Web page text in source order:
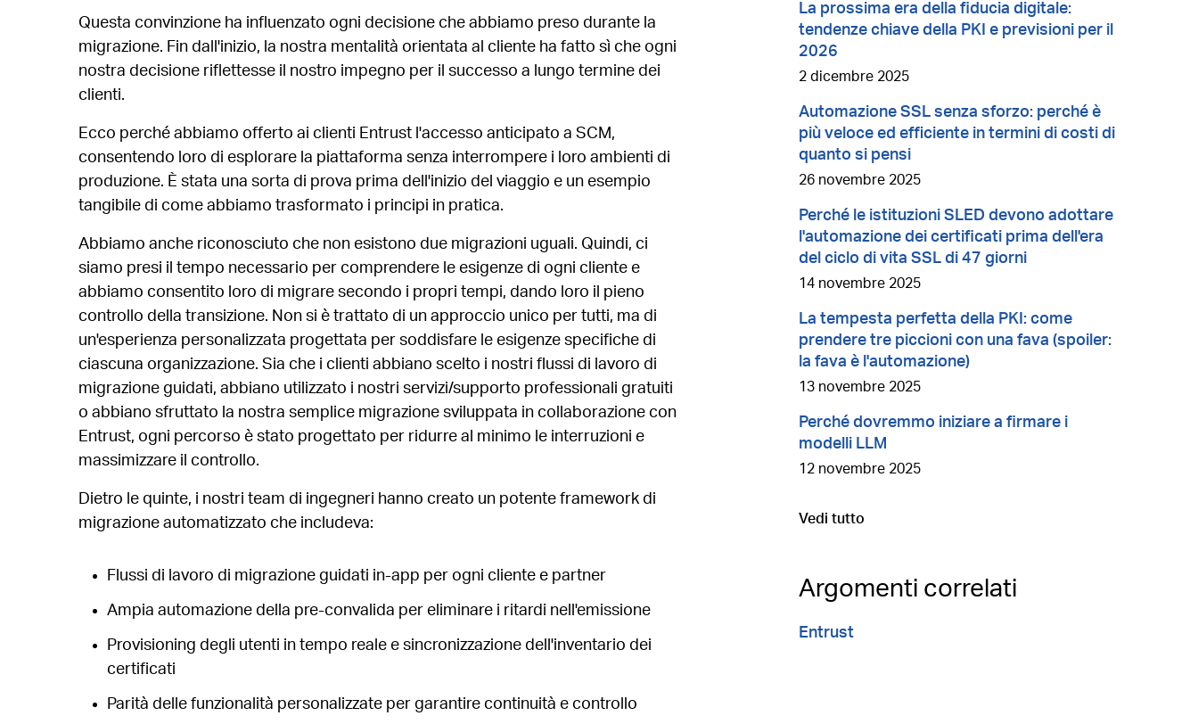
Questa convinzione ha influenzato ogni decisione che abbiamo preso durante la
migrazione. Fin dall'inizio, la nostra mentalità orientata al cliente ha fatto sì che ogni
nostra decisione riflettesse il nostro impegno per il successo a lungo termine dei
clienti.
Ecco perché abbiamo offerto ai clienti Entrust l'accesso anticipato a SCM,
consentendo loro di esplorare la piattaforma senza interrompere i loro ambienti di
produzione. È stata una sorta di prova prima dell'inizio del viaggio e un esempio
tangibile di come abbiamo trasformato i principi in pratica.
Abbiamo anche riconosciuto che non esistono due migrazioni uguali. Quindi, ci
siamo presi il tempo necessario per comprendere le esigenze di ogni cliente e
abbiamo consentito loro di migrare secondo i propri tempi, dando loro il pieno
controllo della transizione. Non si è trattato di un approccio unico per tutti, ma di
un'esperienza personalizzata progettata per soddisfare le esigenze specifiche di
ciascuna organizzazione. Sia che i clienti abbiano scelto i nostri flussi di lavoro di
migrazione guidati, abbiano utilizzato i nostri servizi/supporto professionali gratuiti
o abbiano sfruttato la nostra semplice migrazione sviluppata in collaborazione con
Entrust, ogni percorso è stato progettato per ridurre al minimo le interruzioni e
massimizzare il controllo.
Dietro le quinte, i nostri team di ingegneri hanno creato un potente framework di
migrazione automatizzato che includeva:
Flussi di lavoro di migrazione guidati in-app per ogni cliente e partner
Ampia automazione della pre-convalida per eliminare i ritardi nell'emissione
Provisioning degli utenti in tempo reale e sincronizzazione dell'inventario dei
certificati
Parità delle funzionalità personalizzate per garantire continuità e controllo
La prossima era della fiducia digitale:
tendenze chiave della PKI e previsioni per il
2026
2 dicembre 2025
Automazione SSL senza sforzo: perché è
più veloce ed efficiente in termini di costi di
quanto si pensi
26 novembre 2025
Perché le istituzioni SLED devono adottare
l'automazione dei certificati prima dell'era
del ciclo di vita SSL di 47 giorni
14 novembre 2025
La tempesta perfetta della PKI: come
prendere tre piccioni con una fava (spoiler:
la fava è l'automazione)
13 novembre 2025
Perché dovremmo iniziare a firmare i
modelli LLM
12 novembre 2025
Vedi tutto
Vai a
Argomenti correlati
Entrust